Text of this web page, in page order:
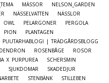
MÄSSOR
NELSON_GARDEN
NÄSSELVATTEN
NÄSSLOR
OWL PELARGONER
PERGOLA
PION
PLANTAGEN
PUUTARHABLOGI | TRÄDGÅRDSBLOGG
ROSENBÅGE
ROSOR
X PURPUREA
SCHERSMIN
SJUKDOMAR
SKADEDJUR
STENBÄNK
STILLEBEN